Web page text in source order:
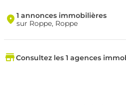
1 annonces immobilières
sur Roppe, Roppe
Consultez les 1 agences